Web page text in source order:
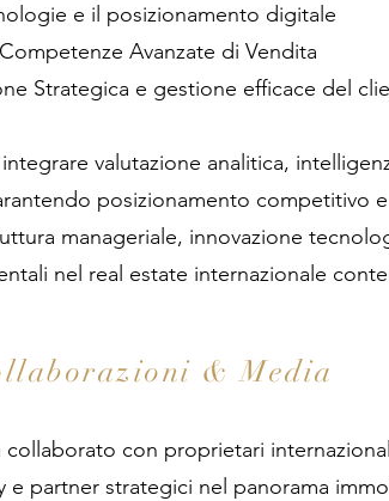
e il posizionamento digitale
Avanzate di Vendita
Strategica e gestione efficace del
valutazione analitica,
posizionamento competitivo e
manageriale, innovazione
nel real estate internazionale
& Media
con proprietari
e partner strategici nel panorama